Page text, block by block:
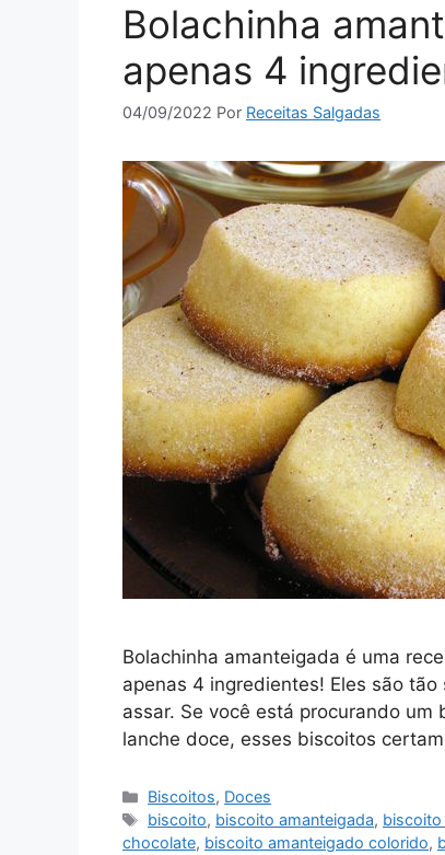
Bolachinha
apenas 4
04/09/2022 Por Receitas Salgadas
Bolachinha amanteigada é uma
apenas 4 ingredientes! Eles são
assar. Se você está procurando
lanche doce, esses biscoitos
Categorias
Biscoitos, Doces
Tags
biscoito, biscoito amanteigada, biscoito
chocolate, biscoito amanteigado colorido,